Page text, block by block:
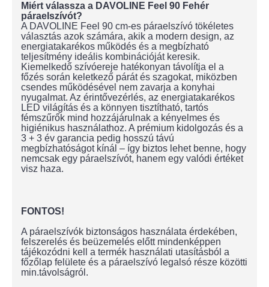
Miért válassza a DAVOLINE Feel 90 Fehér
páraelszívót?
A DAVOLINE Feel 90 cm-es páraelszívó tökéletes
választás azok számára, akik a modern design, az
energiatakarékos működés és a megbízható
teljesítmény ideális kombinációját keresik.
Kiemelkedő szívóereje hatékonyan távolítja el a
főzés során keletkező párát és szagokat, miközben
csendes működésével nem zavarja a konyhai
nyugalmat. Az érintővezérlés, az energiatakarékos
LED világítás és a könnyen tisztítható, tartós
fémszűrők mind hozzájárulnak a kényelmes és
higiénikus használathoz. A prémium kidolgozás és a
3 + 3 év garancia pedig hosszú távú
megbízhatóságot kínál – így biztos lehet benne, hogy
nemcsak egy páraelszívót, hanem egy valódi értéket
visz haza.
FONTOS!
A páraelszívók biztonságos használata érdekében,
felszerelés és beüzemelés előtt mindenképpen
tájékozódni kell a termék használati utasításból a
főzőlap felülete és a páraelszívó legalsó része közötti
min.távolságról.